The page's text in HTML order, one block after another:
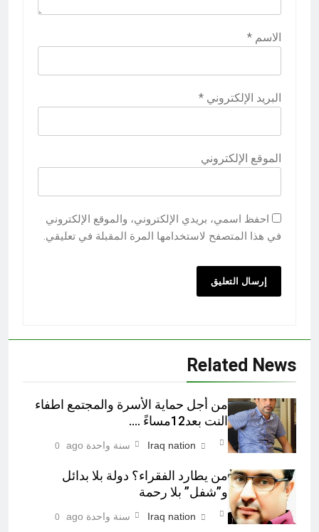
الاسم *
البريد الإلكتروني *
الموقع الإلكتروني
احفظ اسمي، بريدي الإلكتروني، والموقع الإلكتروني
في هذا المتصفح لاستخدامها المرة المقبلة في تعليقي.
Related News
من أجل حماية الأسرة والمجتمع اطفاء
النت بعد12مساءً ….
Iraq nation سنة واحدة ago 0
من يطارد الفقراء؟ دولة بلا بدائل
و”شفل” بلا رحمة
Iraq nation سنة واحدة ago 0